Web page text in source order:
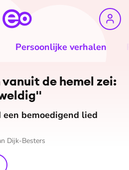
Persoonlijke verhalen
de hemel zei:
een bemoedigend lied
Dijk-Besters